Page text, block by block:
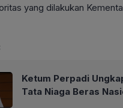
yang dilakukan
Ketum Perpadi
Tata Niaga Beras